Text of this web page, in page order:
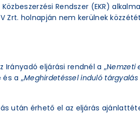
Rendszer (EKR)
Zrt. holnapján nem kerülnek
Irányadó eljárási rendnél a „Nemzeti
és a „Meghirdetéssel induló tárgyalás
után érhető el az eljárás